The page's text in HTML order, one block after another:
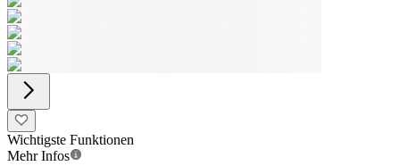
Wichtigste Funktionen
Mehr Infos